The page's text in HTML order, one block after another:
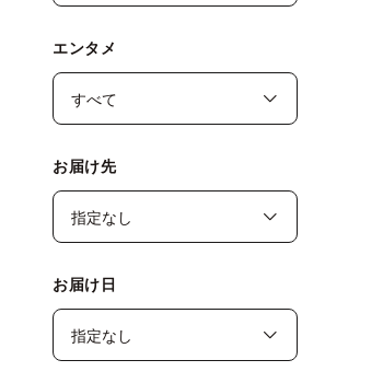
エンタメ
お届け先
お届け日